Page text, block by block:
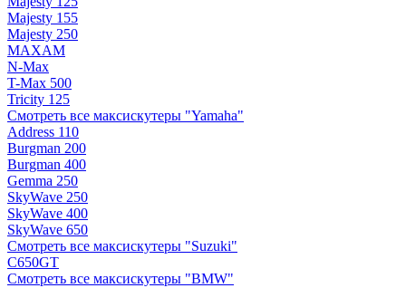
Majesty 155
Majesty 250
MAXAM
N-Max
T-Max 500
Tricity 125
Смотреть все максискутеры "Yamaha"
Address 110
Burgman 200
Burgman 400
Gemma 250
SkyWave 250
SkyWave 400
SkyWave 650
Смотреть все максискутеры "Suzuki"
C650GT
Смотреть все максискутеры "BMW"